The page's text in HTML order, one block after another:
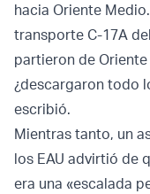
hacia Oriente
transporte C-17A
partieron de
¿descargaron todo
escribió.
Mientras tanto, un
los EAU advirtió de
era una «escalada